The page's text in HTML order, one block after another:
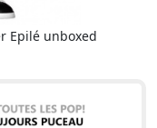
Epilé unboxed